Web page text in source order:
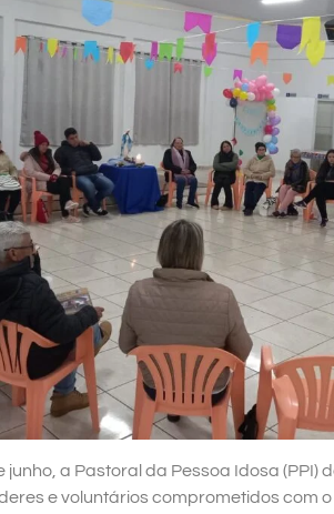
a Pastoral da Pessoa Idosa (PPI)
e voluntários comprometidos com